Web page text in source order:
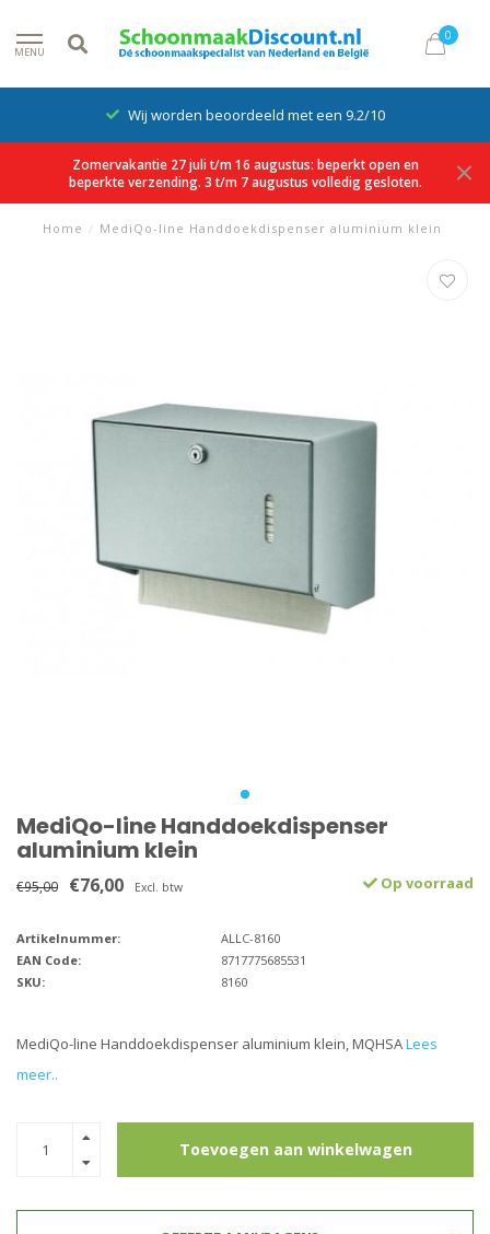
MENU
0
Wij worden beoordeeld met een 9.2/10
Zomervakantie 27 juli t/m 16 augustus: beperkt open en
beperkte verzending. 3 t/m 7 augustus volledig gesloten.
Home / MediQo-line Handdoekdispenser aluminium klein
MediQo-line Handdoekdispenser
aluminium klein
€95,00 €76,00 Excl. btw Op voorraad
Artikelnummer:
ALLC-8160
EAN Code:
8717775685531
SKU:
8160
MediQo-line Handdoekdispenser aluminium klein, MQHSALees
meer..
Toevoegen aan winkelwagen